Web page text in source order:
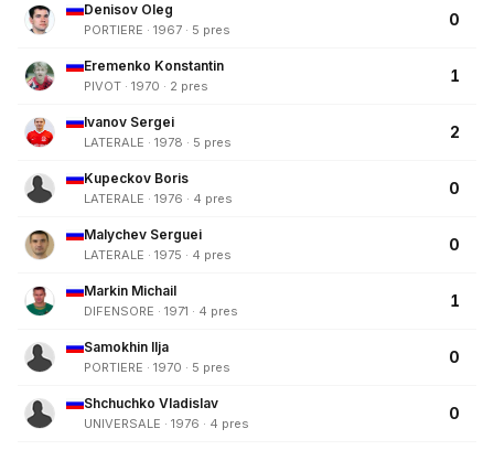
Denisov Oleg
PORTIERE · 1967 · 5 pres
0
Eremenko Konstantin
PIVOT · 1970 · 2 pres
1
Ivanov Sergei
LATERALE · 1978 · 5 pres
2
Kupeckov Boris
LATERALE · 1976 · 4 pres
0
Malychev Serguei
LATERALE · 1975 · 4 pres
0
Markin Michail
DIFENSORE · 1971 · 4 pres
1
Samokhin Ilja
PORTIERE · 1970 · 5 pres
0
Shchuchko Vladislav
UNIVERSALE · 1976 · 4 pres
0